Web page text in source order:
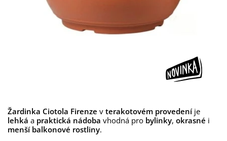
Žardinka Ciotola Firenze v terakotovém provedeníje
lehká a praktická nádoba vhodná pro bylinky, okrasné i
menší balkonové rostliny.